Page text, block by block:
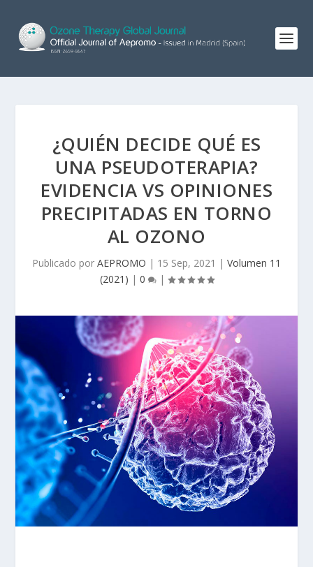
¿QUIÉN DECIDE QUÉ ES
UNA PSEUDOTERAPIA?
EVIDENCIA VS OPINIONES
PRECIPITADAS EN TORNO
AL OZONO
Publicado por AEPROMO | 15 Sep, 2021 | Volumen 11
(2021) | 0 |